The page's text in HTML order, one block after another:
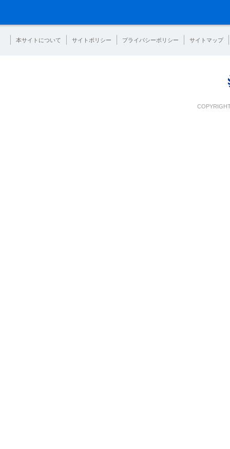
本サイトについて サイトポリシー プライバシーポリシー サイトマップ